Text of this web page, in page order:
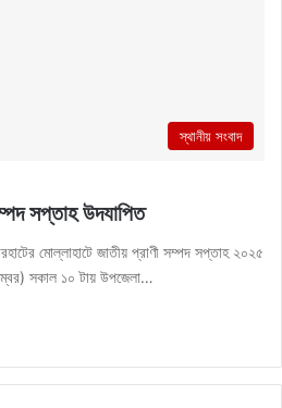
স্থানীয় সংবাদ
সপ্তাহ উদযাপিত
মোল্লাহাটে জাতীয় প্রাণী সম্পদ সপ্তাহ ২০২৫
সকাল ১০ টায় উপজেলা…